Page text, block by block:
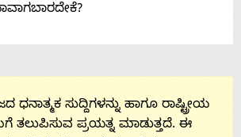
ಸುದ್ದಿಗಳನ್ನು ಹಾಗೂ ರಾಷ್ಟ್ರೀಯ
ತಲುಪಿಸುವ ಪ್ರಯತ್ನ ಮಾಡುತ್ತದೆ. ಈ